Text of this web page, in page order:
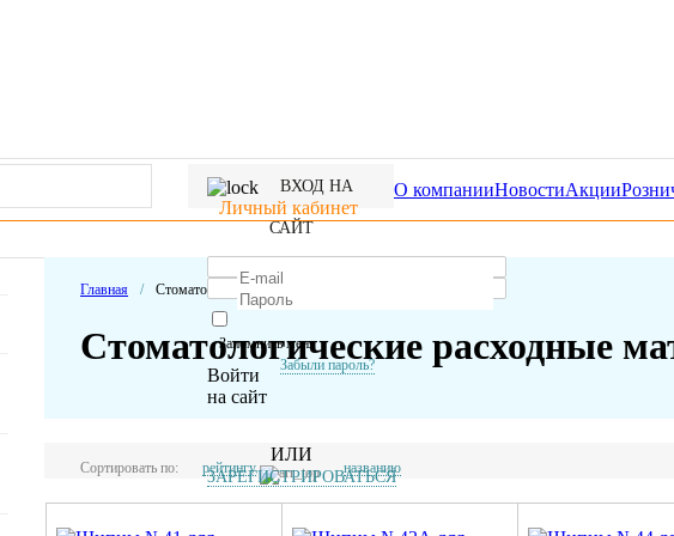
Личный кабинет
ВХОД НА
САЙТ
Запомнить меня
Забыли пароль?
Войти
на сайт
ИЛИ
ЗАРЕГИСТРИРОВАТЬСЯ
О компанииНовостиАкции
Главная / Стоматологические расходные материалы
Стоматологические расходные
Сортировать по: рейтингу названию